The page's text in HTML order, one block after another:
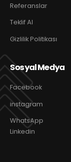
Referanslar
Teklif Al
Gizlilik Politikası
Sosyal Medya
Facebook
instagram
WhatsApp
Linkedin